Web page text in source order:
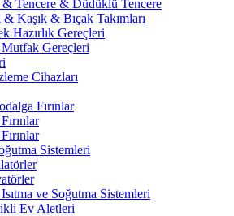
& Tencere & Düdüklü Tencere
& Kaşık & Bıçak Takımları
Hazırlık Gereçleri
Gereçleri
Cihazları
Fırınlar
Sistemleri
ve Soğutma Sistemleri
Ev Aletleri